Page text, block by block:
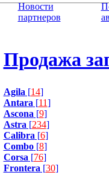
Новости
партнеров
Продажа
Agila [14]
Antara [11]
Ascona [9]
Astra [234]
Calibra [6]
Combo[8]
Corsa [76]
Frontera [30]